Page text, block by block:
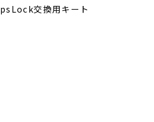
交換用キート